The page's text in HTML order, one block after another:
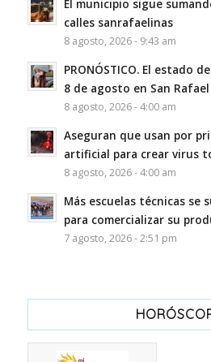
El municipio sigue
calles sanrafaelinas
8 agosto, 2026 - 9:43 am
PRONÓSTICO. El estado
8 de agosto en San Rafael
8 agosto, 2026 - 4:00 am
Aseguran que usan por
artificial para crear virus
8 agosto, 2026 - 4:00 am
Más escuelas técnicas se
para comercializar su
7 agosto, 2026 - 2:51 pm